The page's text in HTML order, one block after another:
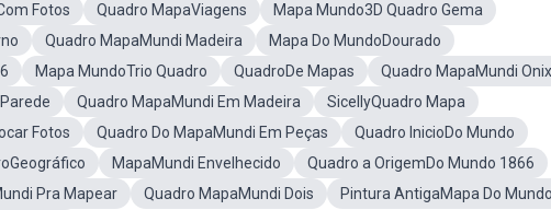
Fotos Quadro MapaViagens
Mapa Mundo3D Quadro Gema
Quadro MapaMundi Madeira
Mapa Do MundoDourado
Mapa MundoTrio Quadro QuadroDe Mapas
Quadro MapaMundi Onix
Quadro MapaMundi Em Madeira
SicellyQuadro Mapa
Fotos Quadro Do MapaMundi Em Peças
Quadro InicioDo Mundo
MapaMundi Envelhecido
Quadro a OrigemDo Mundo 1866
Pra Mapear Quadro MapaMundi Dois
Pintura AntigaMapa Do